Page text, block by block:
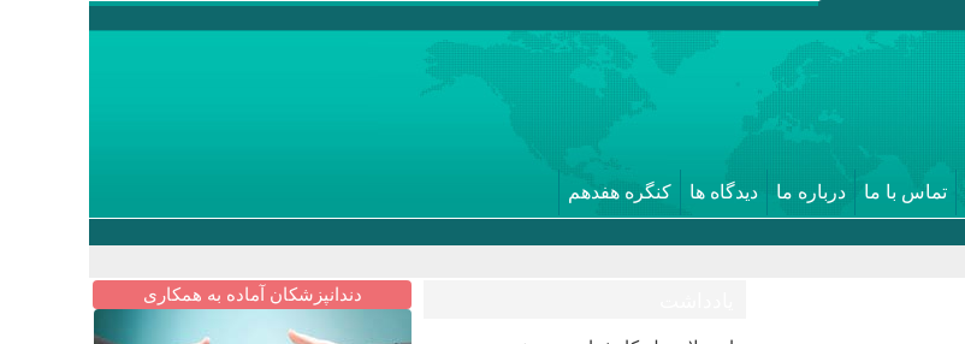
تماس با ما درباره ما دیدگاه ها
کنگره هفدهم
دندانپزشکان آماده به همکاری